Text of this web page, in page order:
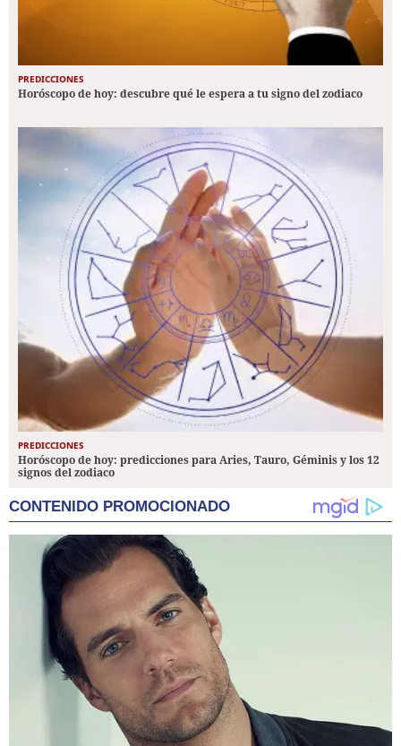
PREDICCIONES
Horóscopo de hoy: descubre qué le espera a tu signo del zodiaco
PREDICCIONES
Horóscopo de hoy: predicciones para Aries, Tauro, Géminis y los 12
signos del zodiaco
CONTENIDO PROMOCIONADO